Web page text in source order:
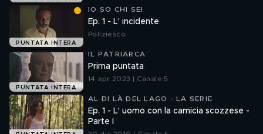
PUNTATA INTERA
IO SO CHI SEI
Ep. 1 - L' incidente
Poliziesco
PUNTATA INTERA
IL PATRIARCA
Prima puntata
14 apr 2023 | Canale 5
AL DI LÀ DEL LAGO - LA SERIE
Ep. 1 - L' uomo con la camicia scozzese -
Parte I